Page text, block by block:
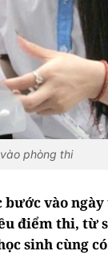
phòng thi
vào
điểm thi, từ
sinh cùng